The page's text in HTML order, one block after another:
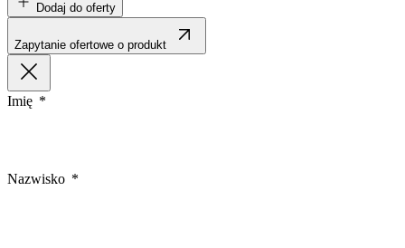
Dodaj do oferty
Zapytanie ofertowe o produkt
Imię
Nazwisko